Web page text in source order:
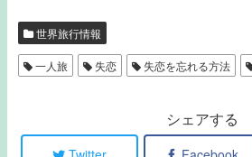
世界旅行情報
一人旅 失恋 失恋を忘れる方法
シェアする